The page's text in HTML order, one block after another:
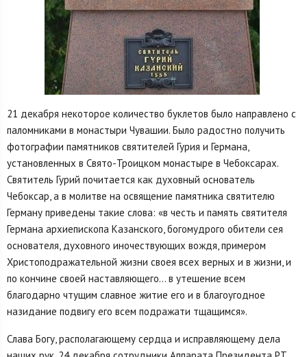
21 декабря некоторое количество буклетов было направлено с
паломниками в монастыри Чувашии. Было радостно получить
фотографии памятников святителей Гурия и Германа,
установленных в Свято-Троицком монастыре в Чебоксарах.
Святитель Гурий почитается как духовный основатель
Чебоксар, а в молитве на освящение памятника святителю
Герману приведены такие слова: «в честь и память святителя
Германа архиепископа Казанского, богомудрого обители сея
основателя, духовного иночествующих вождя, примером
Христоподражательной жизни своея всех верных и в жизни, и
по кончине своей наставляющего… в утешение всем
благодарно чтущим славное житие его и в благоугодное
назидание подвигу его всем подражати тщащимся».
Слава Богу, располагающему сердца и исправляющему дела